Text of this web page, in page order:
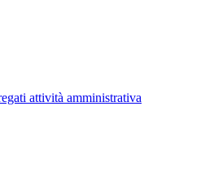
attività amministrativa